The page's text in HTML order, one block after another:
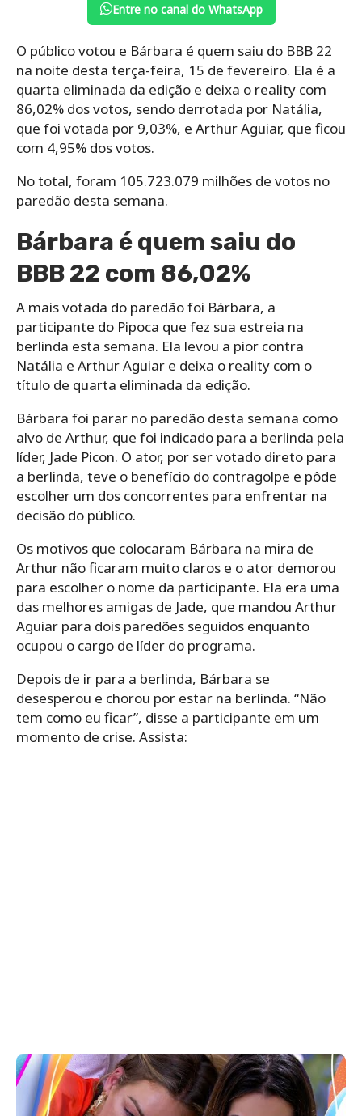
Entre no canal do WhatsApp
O público votou e Bárbara é quem saiu do BBB 22
na noite desta terça-feira, 15 de fevereiro. Ela é a
quarta eliminada da edição e deixa o reality com
86,02% dos votos, sendo derrotada por Natália,
que foi votada por 9,03%, e Arthur Aguiar, que ficou
com 4,95% dos votos.
No total, foram 105.723.079 milhões de votos no
paredão desta semana.
Bárbara é quem saiu do
BBB 22 com 86,02%
A mais votada do paredão foi Bárbara, a
participante do Pipoca que fez sua estreia na
berlinda esta semana. Ela levou a pior contra
Natália e Arthur Aguiar e deixa o reality com o
título de quarta eliminada da edição.
Bárbara foi parar no paredão desta semana como
alvo de Arthur, que foi indicado para a berlinda pela
líder, Jade Picon. O ator, por ser votado direto para
a berlinda, teve o benefício do contragolpe e pôde
escolher um dos concorrentes para enfrentar na
decisão do público.
Os motivos que colocaram Bárbara na mira de
Arthur não ficaram muito claros e o ator demorou
para escolher o nome da participante. Ela era uma
das melhores amigas de Jade, que mandou Arthur
Aguiar para dois paredões seguidos enquanto
ocupou o cargo de líder do programa.
Depois de ir para a berlinda, Bárbara se
desesperou e chorou por estar na berlinda. “Não
tem como eu ficar”, disse a participante em um
momento de crise. Assista: